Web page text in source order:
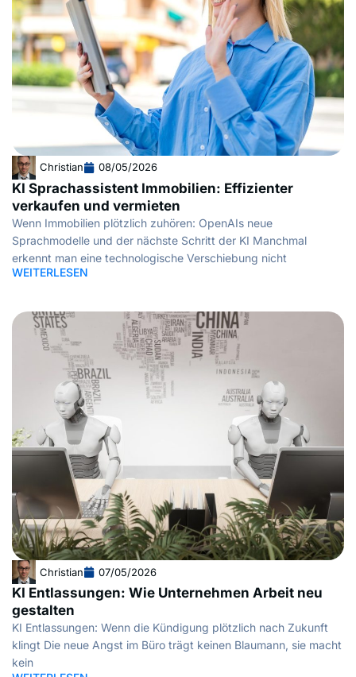
Christian 08/05/2026
KI Sprachassistent Immobilien: Effizienter
verkaufen und vermieten
Wenn Immobilien plötzlich zuhören: OpenAIs neue
Sprachmodelle und der nächste Schritt der KI Manchmal
erkennt man eine technologische Verschiebung nicht
WEITERLESEN
Christian 07/05/2026
KI Entlassungen: Wie Unternehmen Arbeit neu
gestalten
KI Entlassungen: Wenn die Kündigung plötzlich nach Zukunft
klingt Die neue Angst im Büro trägt keinen Blaumann, sie macht
kein